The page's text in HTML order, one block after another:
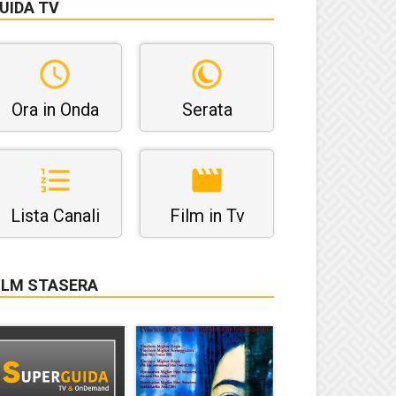
TV
Ora in Onda Serata
Lista Canali Film in Tv
STASERA